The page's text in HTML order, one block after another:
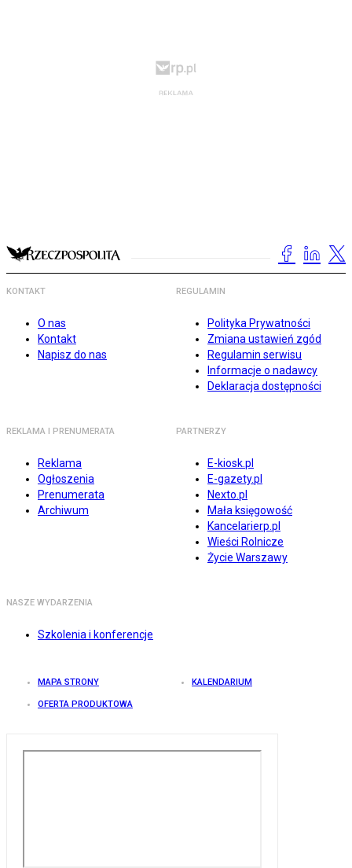
KONTAKT
O nas
Kontakt
Napisz do nas
REGULAMIN
Polityka Prywatności
Zmiana ustawień zgód
Regulamin serwisu
Informacje o nadawcy
Deklaracja dostępności
REKLAMA I PRENUMERATA
Reklama
Ogłoszenia
Prenumerata
Archiwum
PARTNERZY
E-kiosk.pl
E-gazety.pl
Nexto.pl
Mała księgowość
Kancelarierp.pl
Wieści Rolnicze
Życie Warszawy
NASZE WYDARZENIA
Szkolenia i konferencje
MAPA STRONY KALENDARIUM
OFERTA PRODUKTOWA